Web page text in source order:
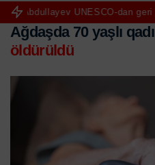
UNESCO-dan geri
Ağdaşda 70 yaşlı
öldürüldü